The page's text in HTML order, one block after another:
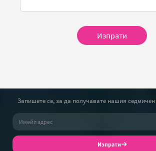
Изпрати
Запишете се, за да получавате нашия
Изпрати